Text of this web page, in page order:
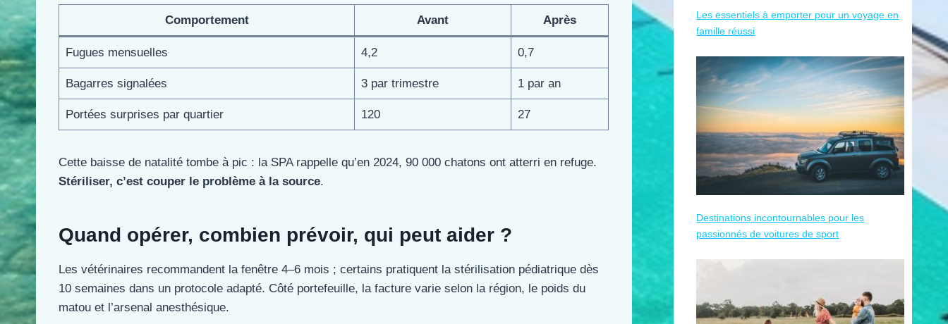
Comportement Avant Après
Fugues mensuelles 4,2 0,7
Bagarres signalées 3 par trimestre 1 par an
Portées surprises par quartier 120 27
Cette baisse de natalité tombe à pic : la SPA rappelle qu’en 2024, 90 000 chatons ont atterri en refuge.
Stériliser, c’est couper le problème à la source.
Quand opérer, combien prévoir, qui peut aider ?
Les vétérinaires recommandent la fenêtre 4–6 mois ; certains pratiquent la stérilisation pédiatrique dès
10 semaines dans un protocole adapté. Côté portefeuille, la facture varie selon la région, le poids du
matou et l’arsenal anesthésique.
Les essentiels à emporter pour un voyage en
famille réussi
Destinations incontournables pour les
passionnés de voitures de sport